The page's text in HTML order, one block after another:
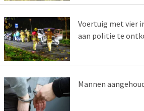
Voertuig met vier
aan politie te
Mannen